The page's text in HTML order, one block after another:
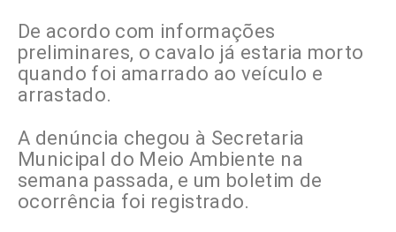
De acordo com informações
preliminares, o cavalo já estaria morto
quando foi amarrado ao veículo e
arrastado.
A denúncia chegou à Secretaria
Municipal do Meio Ambiente na
semana passada, e um boletim de
ocorrência foi registrado.